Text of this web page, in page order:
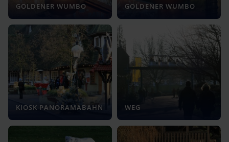
GOLDENER WUMBO GOLDENER WUMBO
KIOSK PANORAMABAHN WEG